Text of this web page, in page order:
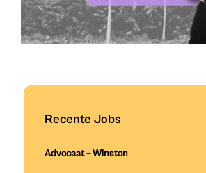
Recente Jobs
Advocaat – Winston